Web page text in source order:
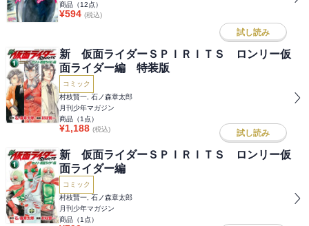
商品（12点）
¥594 (税込)
試し読み
新 仮面ライダーＳＰＩＲＩＴＳ ロンリー仮
面ライダー編 特装版
コミック
村枝賢一, 石ノ森章太郎
月刊少年マガジン
商品（1 点）
¥1,188 (税込) 試し読み
新 仮面ライダーＳＰＩＲＩＴＳ ロンリー仮
面ライダー編
コミック
村枝賢一, 石ノ森章太郎
月刊少年マガジン
商品（1 点）